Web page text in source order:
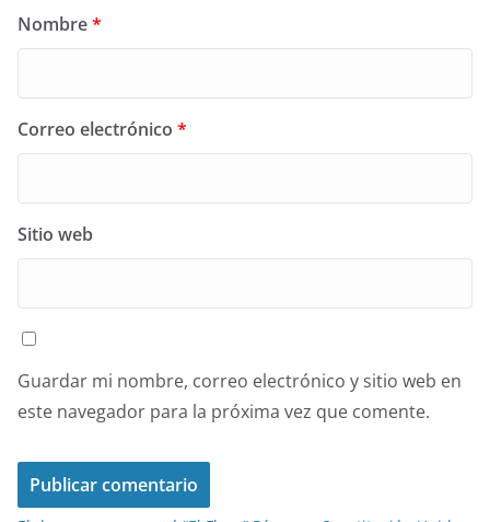
Nombre*
Correo electrónico *
Sitio web
Guardar mi nombre, correo electrónico y sitio web en
este navegador para la próxima vez que comente.